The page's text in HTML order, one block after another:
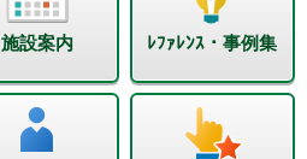
施設案内 ﾚﾌｧﾚﾝｽ・事例集